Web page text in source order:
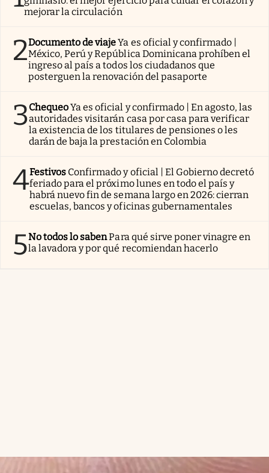
mejorar la circulación
2Documento de viajeYa es oficial y confirmado |
México, Perú y República Dominicana prohíben el
ingreso al país a todos los ciudadanos que
posterguen la renovación del pasaporte
3ChequeoYa es oficial y confirmado | En agosto, las
autoridades visitarán casa por casa para verificar
la existencia de los titulares de pensiones o les
darán de baja la prestación en Colombia
4Festivos Confirmado y oficial | El Gobierno decretó
feriado para el próximo lunes en todo el país y
habrá nuevo fin de semana largo en 2026: cierran
escuelas, bancos y oficinas gubernamentales
5No todos lo sabenPara qué sirve poner vinagre en
la lavadora y por qué recomiendan hacerlo